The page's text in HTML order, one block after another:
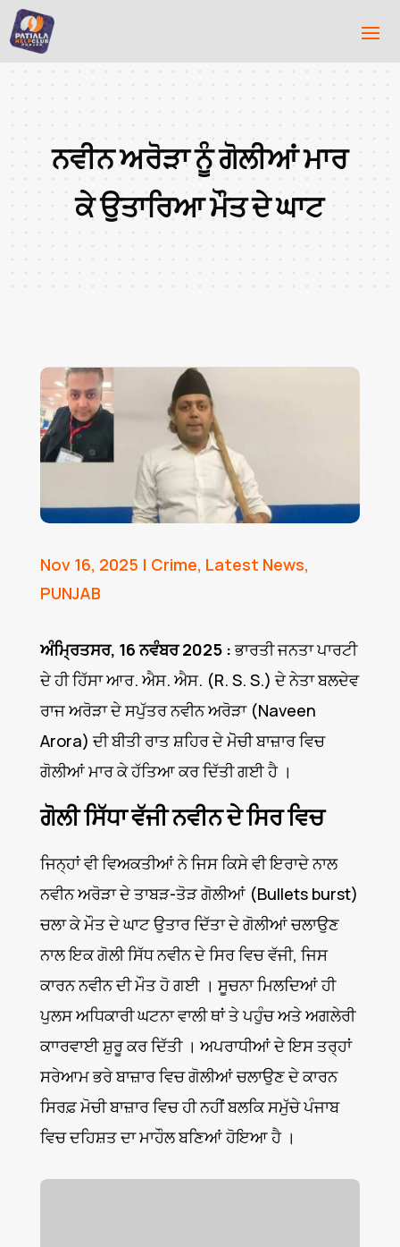
ਨਵੀਨ ਅਰੋੜਾ ਨੂੰ ਗੋਲੀਆਂ ਮਾਰ
ਕੇ ਉਤਾਰਿਆ ਮੌਤ ਦੇ ਘਾਟ
Nov 16, 2025 | Crime, Latest News,
PUNJAB
ਅੰਮ੍ਰਿਤਸਰ, 16 ਨਵੰਬਰ 2025 :ਭਾਰਤੀ ਜਨਤਾ ਪਾਰਟੀ
ਦੇ ਹੀ ਹਿੱਸਾ ਆਰ. ਐਸ. ਐਸ. (R. S. S.) ਦੇ ਨੇਤਾ ਬਲਦੇਵ
ਰਾਜ ਅਰੋੜਾ ਦੇ ਸਪੁੱਤਰ ਨਵੀਨ ਅਰੋੜਾ (Naveen
Arora) ਦੀ ਬੀਤੀ ਰਾਤ ਸ਼ਹਿਰ ਦੇ ਮੋੋਚੀ ਬਾਜ਼ਾਰ ਵਿਚ
ਗੋਲੀਆਂ ਮਾਰ ਕੇ ਹੱਤਿਆ ਕਰ ਦਿੱਤੀ ਗਈ ਹੈ ।
ਗੋਲੀ ਸਿੱਧਾ ਵੱਜੀ ਨਵੀਨ ਦੇ ਸਿਰ ਵਿਚ
ਜਿਨ੍ਹਾਂ ਵੀ ਵਿਅਕਤੀਆਂ ਨੇ ਜਿਸ ਕਿਸੇ ਵੀ ਇਰਾਦੇ ਨਾਲ
ਨਵੀਨ ਅਰੋੜਾ ਦੇ ਤਾਬੜ-ਤੋੜ ਗੋਲੀਆਂ (Bullets burst)
ਚਲਾ ਕੇ ਮੌਤ ਦੇ ਘਾਟ ਉਤਾਰ ਦਿੱਤਾ ਦੇ ਗੋਲੀਆਂ ਚਲਾਉਣ
ਨਾਲ ਇਕ ਗੋਲੀ ਸਿੱਧ ਨਵੀਨ ਦੇ ਸਿਰ ਵਿਚ ਵੱਜੀ, ਜਿਸ
ਕਾਰਨ ਨਵੀਨ ਦੀ ਮੌਤ ਹੋ ਗਈ । ਸੂਚਨਾ ਮਿਲਦਿਆਂ ਹੀ
ਪੁਲਸ ਅਧਿਕਾਰੀ ਘਟਨਾ ਵਾਲੀ ਥਾਂ ਤੇ ਪਹੁੰਚ ਅਤੇ ਅਗਲੇਰੀ
ਕਾਾਰਵਾਈ ਸ਼ੁਰੂ ਕਰ ਦਿੱਤੀ । ਅਪਰਾਧੀਆਂ ਦੇ ਇਸ ਤਰ੍ਹਾਂ
ਸਰੇਆਮ ਭਰੇ ਬਾਜ਼ਾਰ ਵਿਚ ਗੋਲੀਆਂ ਚਲਾਉਣ ਦੇ ਕਾਰਨ
ਸਿਰਫ਼ ਮੋਚੀ ਬਾਜ਼ਾਰ ਵਿਚ ਹੀ ਨਹੀਂ ਬਲਕਿ ਸਮੁੱਚੇ ਪੰਜਾਬ
ਵਿਚ ਦਹਿਸ਼ਤ ਦਾ ਮਾਹੌਲ ਬਣਿਆਂ ਹੋਇਆ ਹੈ ।